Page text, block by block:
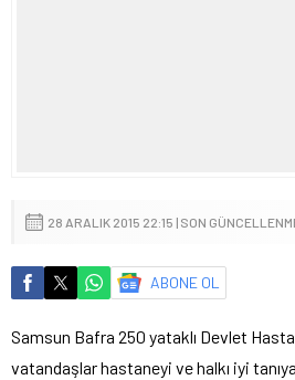
28 ARALIK 2015 22:15 | SON
ABONE OL
Samsun Bafra 250 yataklı Devlet
vatandaşlar hastaneyi ve halkı iyi